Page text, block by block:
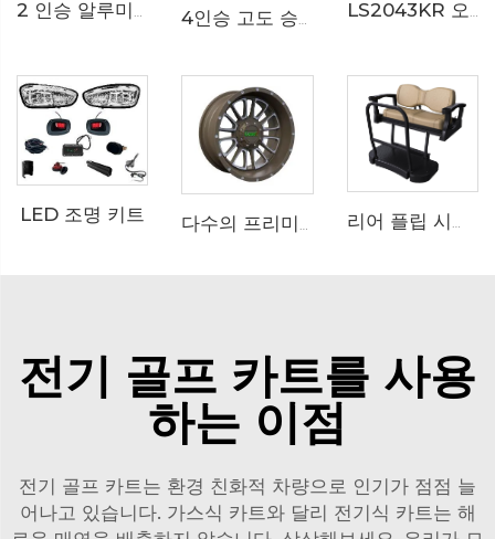
2 인승 알루미늄 박스 전기 유틸리티 골프 버기 LS2023H 4인승 고도 승강 오프로드 전기 사냥용 골프 카트 LS2043A LS2043KR 오프로드 전기 호텔 서비스 골프 카트
LED 조명 키트 리어 플립 시트 킷 카탈로그
전기 골프 카트를 사용
하는 이점
전기 골프 카트는 환경 친화적 차량으로 인기가 점점 늘
어나고 있습니다. 가스식 카트와 달리 전기식 카트는 해